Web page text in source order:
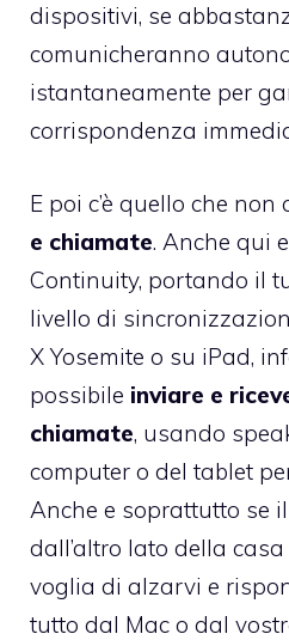
dispositivi, se
comunicheranno
istantaneamente per
corrispondenza
E poi c’è quello che
e chiamate. Anche qui
Continuity, portando il
livello di
X Yosemite o su iPad,
possibile inviare e
chiamate, usando
computer o del tablet
Anche e soprattutto se
dall’altro lato della
voglia di alzarvi e
tutto dal Mac o dal